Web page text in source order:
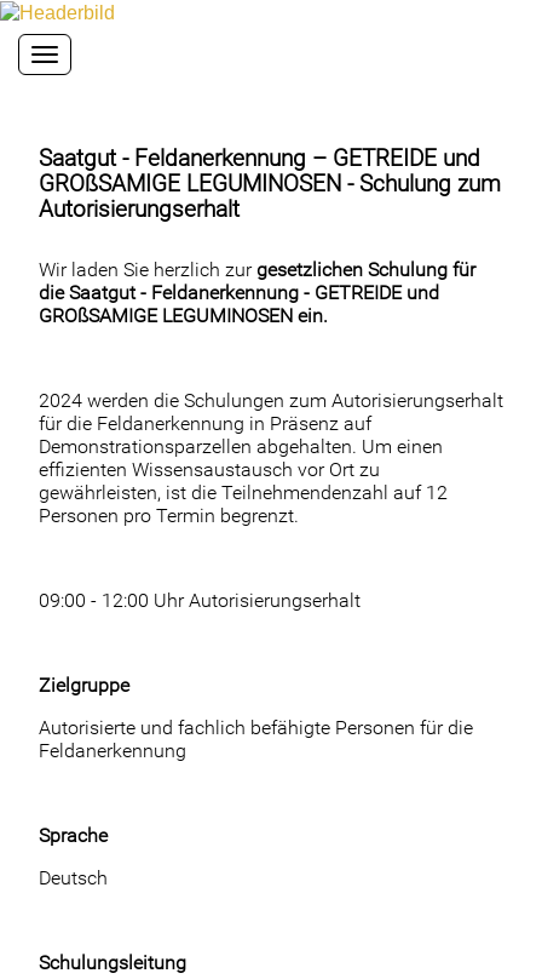
Toggle navigation
Saatgut - Feldanerkennung – GETREIDE und
GROßSAMIGE LEGUMINOSEN - Schulung zum
Autorisierungserhalt
Wir laden Sie herzlich zurgesetzlichen Schulung für
die Saatgut - Feldanerkennung - GETREIDE und
GROßSAMIGE LEGUMINOSEN ein.
2024 werden die Schulungen zum Autorisierungserhalt
für die Feldanerkennung in Präsenz auf
Demonstrationsparzellen abgehalten. Um einen
effizienten Wissensaustausch vor Ort zu
gewährleisten, ist die Teilnehmendenzahl auf 12
Personen pro Termin begrenzt.
09:00 - 12:00 Uhr Autorisierungserhalt
Zielgruppe
Autorisierte und fachlich befähigte Personen für die
Feldanerkennung
Sprache
Deutsch
Schulungsleitung